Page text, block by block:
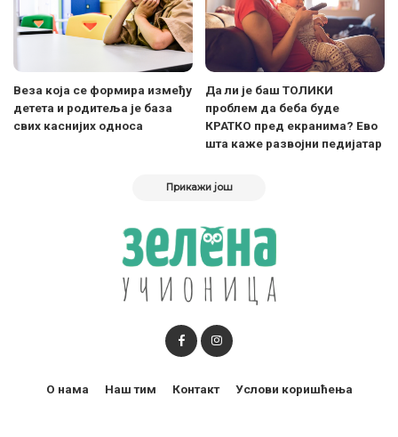
Веза која се формира између
детета и родитеља је база
свих каснијих односа
Да ли је баш ТОЛИКИ
проблем да беба буде
КРАТКО пред екранима? Ево
шта каже развојни педијатар
Прикажи још
О нама Наш тим Контакт Услови коришћења